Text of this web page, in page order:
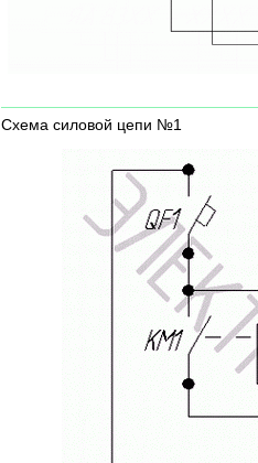
Схема силовой цепи №1